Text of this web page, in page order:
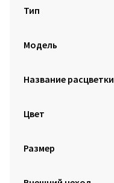
Тип
Модель
Название расцветки
Цвет
Размер